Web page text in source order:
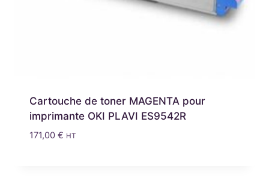
Cartouche de toner MAGENTA pour
imprimante OKI PLAVI ES9542R
171,00 € HT